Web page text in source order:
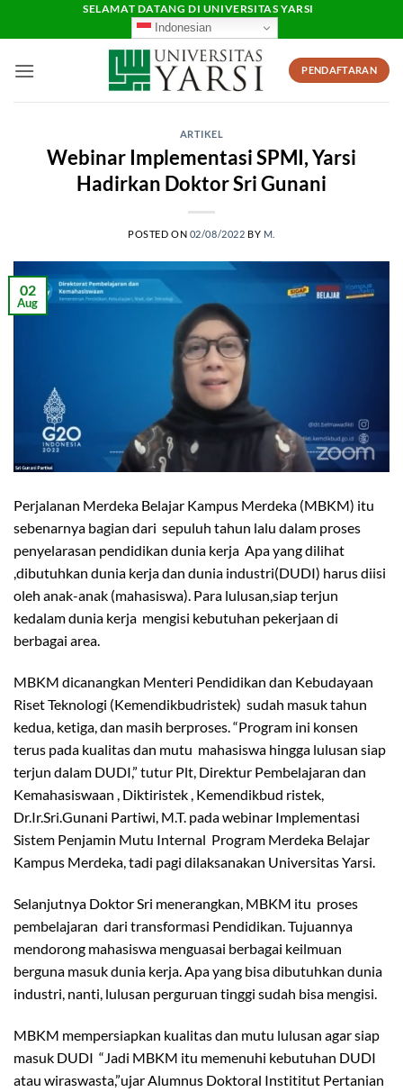
SELAMAT DATANG DI UNIVERSITAS YARSI
Indonesian
PENDAFTARAN
ARTIKEL
Webinar Implementasi SPMI, Yarsi
Hadirkan Doktor Sri Gunani
POSTED ON 02/08/2022 BY M.
02
Aug
Perjalanan Merdeka Belajar Kampus Merdeka (MBKM) itu
sebenarnya bagian dari sepuluh tahun lalu dalam proses
penyelarasan pendidikan dunia kerja Apa yang dilihat
,dibutuhkan dunia kerja dan dunia industri(DUDI) harus diisi
oleh anak-anak (mahasiswa). Para lulusan,siap terjun
kedalam dunia kerja mengisi kebutuhan pekerjaan di
berbagai area.
MBKM dicanangkan Menteri Pendidikan dan Kebudayaan
Riset Teknologi (Kemendikbudristek) sudah masuk tahun
kedua, ketiga, dan masih berproses. “Program ini konsen
terus pada kualitas dan mutu mahasiswa hingga lulusan siap
terjun dalam DUDI,” tutur Plt, Direktur Pembelajaran dan
Kemahasiswaan , Diktiristek , Kemendikbud ristek,
Dr.Ir.Sri.Gunani Partiwi, M.T. pada webinar Implementasi
Sistem Penjamin Mutu Internal Program Merdeka Belajar
Kampus Merdeka, tadi pagi dilaksanakan Universitas Yarsi.
Selanjutnya Doktor Sri menerangkan, MBKM itu proses
pembelajaran dari transformasi Pendidikan. Tujuannya
mendorong mahasiswa menguasai berbagai keilmuan
berguna masuk dunia kerja. Apa yang bisa dibutuhkan dunia
industri, nanti, lulusan perguruan tinggi sudah bisa mengisi.
MBKM mempersiapkan kualitas dan mutu lulusan agar siap
masuk DUDI “Jadi MBKM itu memenuhi kebutuhan DUDI
atau wiraswasta,”ujar Alumnus Doktoral Instititut Pertanian